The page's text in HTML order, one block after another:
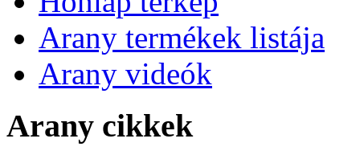
Arany termékek listája
Arany videók
Arany cikkek